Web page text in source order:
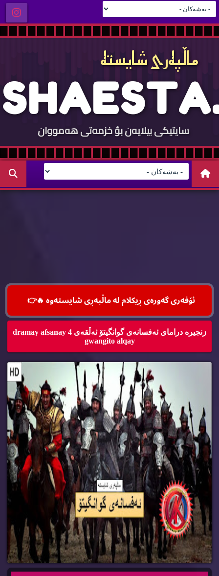
ماڵپه‌ری شایسته‌
SHAESTA.
COM
سایتيكی بيلایه‌ن بؤ خزمه‌تی هه‌مووان
ئۆفه‌ری گه‌وره‌ی ڕیكلام له‌ ماڵپه‌ڕی شایسته‌وه‌ 🔥👉
زنجیره‌ درامای ئه‌فسانه‌ی گوانگیتۆ ئه‌ڵقه‌ی 4 dramay afsanay
gwangito alqay